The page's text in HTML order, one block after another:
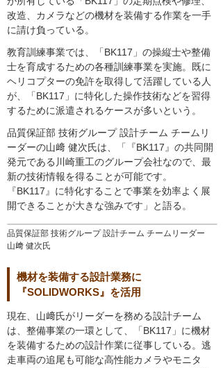
品質保証部 技術グループ 設計チーム チームリーダー
山﨑 健次氏
改造、カメラなどの機材を装備する作業を一手
に請け負っている。
教育訓練事業では、「BK117」の操縦士や整備
士を育成するための各種訓練事業を実施。既に
ヘリコプターの免許を取得して活躍している人
が、「BK117」に特化した操作技術などを習得
するために派遣されるケースが多いという。
品質保証部 技術グループ 設計チーム チームリ
ーダーの山﨑 健次氏は、「『BK117』の共同開
発元である川崎重工のグループ会社なので、最
新の技術情報を得ることが可能です。
『BK117』に特化することで事業を効率よく展
開できることが大きな強みです」と語る。
機材を装備する設計業務に
『SOLIDWORKS』を活用
現在、山﨑氏がリーダーを務める設計チーム
は、整備事業の一環として、「BK117」に機材
を装備するための設計作業に従事している。逃
走車両の追尾も可能な高性能カメラやモニタ